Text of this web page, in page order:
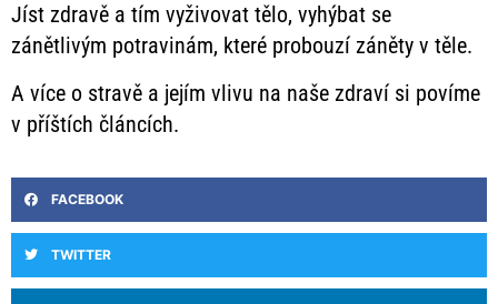
Jíst zdravě a tím vyživovat tělo, vyhýbat se
zánětlivým potravinám, které probouzí záněty v těle.
A více o stravě a jejím vlivu na naše zdraví si povíme
v příštích článcích.
FACEBOOK
TWITTER